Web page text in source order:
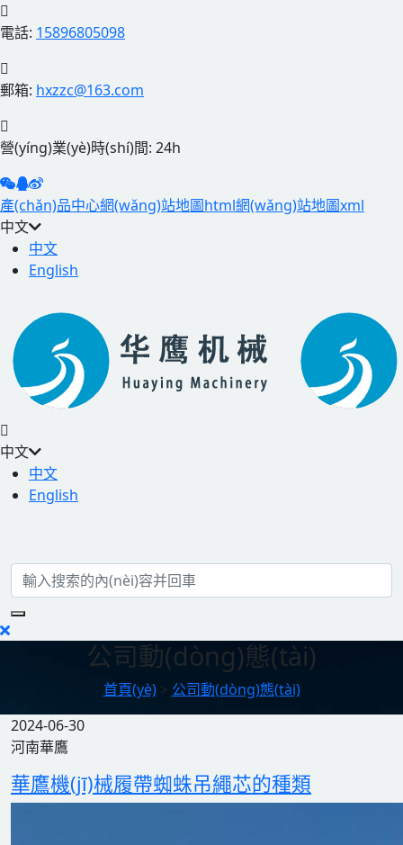
電話: 15896805098
郵箱: hxzzc@163.com
營(yíng)業(yè)時(shí)間: 24h
產(chǎn)品中心網(wǎng)站地圖html網(wǎng)站地圖xml
中文
中文
English
中文
中文
English
公司動(dòng)態(tài)
首頁(yè)> 公司動(dòng)態(tài)
2024-06-30
河南華鷹
華鷹機(jī)械履帶蜘蛛吊繩芯的種類